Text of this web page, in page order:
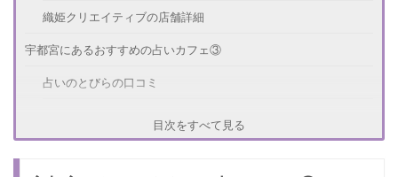
織姫クリエイティブの店舗詳細
宇都宮にあるおすすめの占いカフェ③
占いのとびらの口コミ
目次をすべて見る